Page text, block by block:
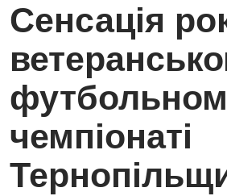
Сенсація
чемпіонаті